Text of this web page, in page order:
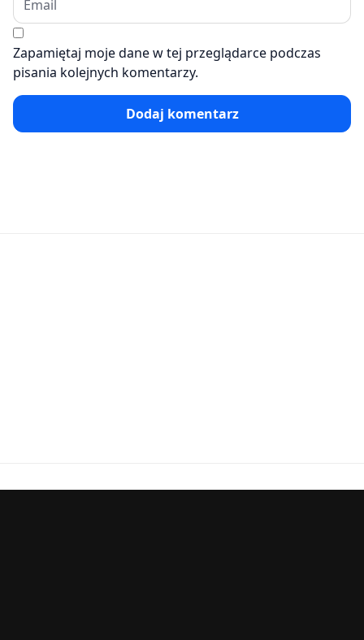
Zapamiętaj moje dane w tej przeglądarce podczas
pisania kolejnych komentarzy.
Dodaj komentarz